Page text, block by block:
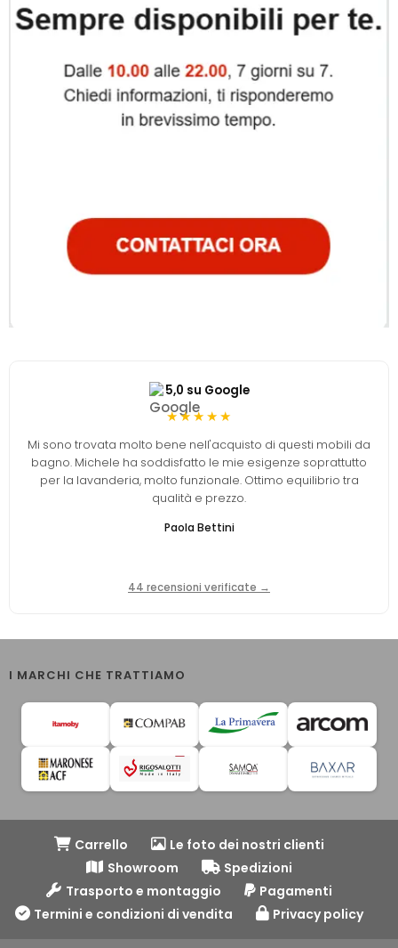
5,0 su Google
★★★★★
Mi sono trovata molto bene nell'acquisto di questi mobili da
bagno. Michele ha soddisfatto le mie esigenze soprattutto
per la lavanderia, molto funzionale. Ottimo equilibrio tra
qualità e prezzo.
Paola Bettini
44 recensioni verificate →
I MARCHI CHE TRATTIAMO
Carrello
Le foto dei nostri clienti
Showroom
Spedizioni
Trasporto e montaggio
Pagamenti
Termini e condizioni di vendita
Privacy policy